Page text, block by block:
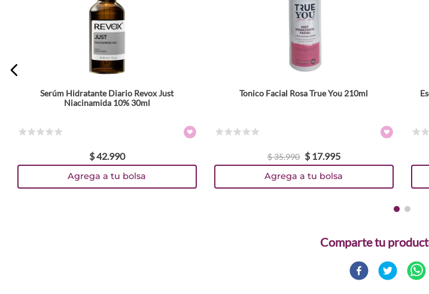
Serúm Hidratante Diario Revox Just
Niacinamida 10% 30ml
$42.990
Agrega a tu bolsa
Tonico Facial Rosa True You 210ml
$35.990 $ 17.995
Agrega a tu bolsa
Comparte